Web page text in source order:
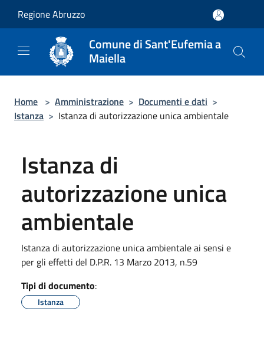
Regione Abruzzo
Comune di Sant'Eufemia a
Maiella
Home > Amministrazione > Documenti e dati >
Istanza > Istanza di autorizzazione unica ambientale
Istanza di
autorizzazione unica
ambientale
Istanza di autorizzazione unica ambientale ai sensi e
per gli effetti del D.P.R. 13 Marzo 2013, n.59
Tipi di documento:
Istanza